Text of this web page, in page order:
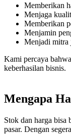
Memberikan
Menjaga
Memberikan
Menjamin
Menjadi mitra
Kami percaya
keberhasilan bisnis.
Mengapa
Stok dan harga
pasar. Dengan